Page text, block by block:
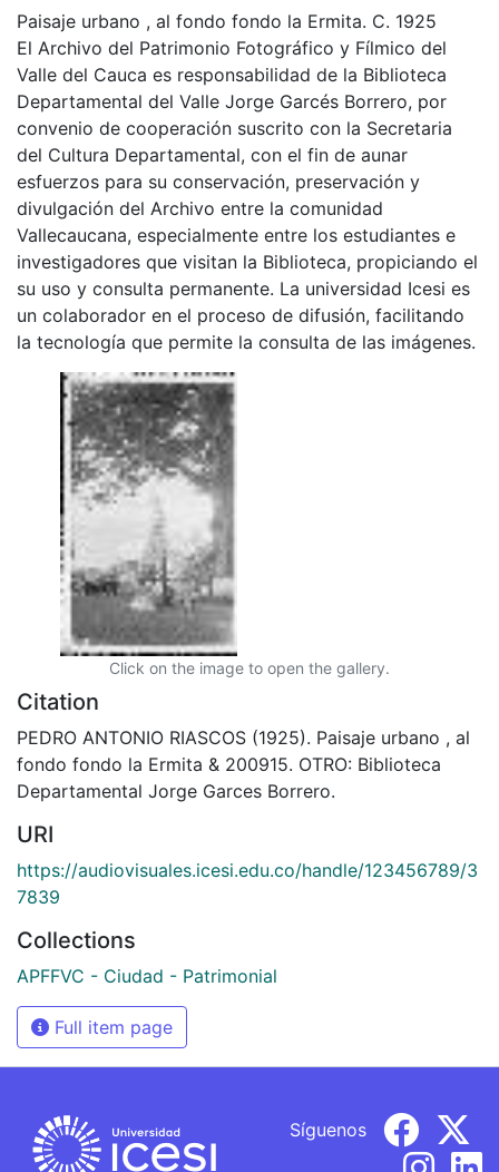
Paisaje urbano , al fondo fondo la Ermita. C. 1925
El Archivo del Patrimonio Fotográfico y Fílmico del
Valle del Cauca es responsabilidad de la Biblioteca
Departamental del Valle Jorge Garcés Borrero, por
convenio de cooperación suscrito con la Secretaria
del Cultura Departamental, con el fin de aunar
esfuerzos para su conservación, preservación y
divulgación del Archivo entre la comunidad
Vallecaucana, especialmente entre los estudiantes e
investigadores que visitan la Biblioteca, propiciando el
su uso y consulta permanente. La universidad Icesi es
un colaborador en el proceso de difusión, facilitando
la tecnología que permite la consulta de las imágenes.
Click on the image to open the gallery.
Citation
PEDRO ANTONIO RIASCOS (1925). Paisaje urbano , al
fondo fondo la Ermita & 200915. OTRO: Biblioteca
Departamental Jorge Garces Borrero.
URI
https://audiovisuales.icesi.edu.co/handle/123456789/3
7839
Collections
APFFVC - Ciudad - Patrimonial
Full item page
Síguenos